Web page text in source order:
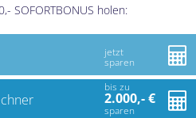
SOFORTBONUS holen:
jetzt
sparen
bis zu
2.000,- €
sparen